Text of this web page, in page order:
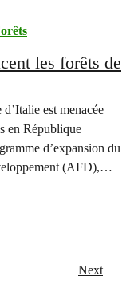
les forêts de
est menacée
en République
d’expansion du
(AFD),
(18 juillet) à
Next